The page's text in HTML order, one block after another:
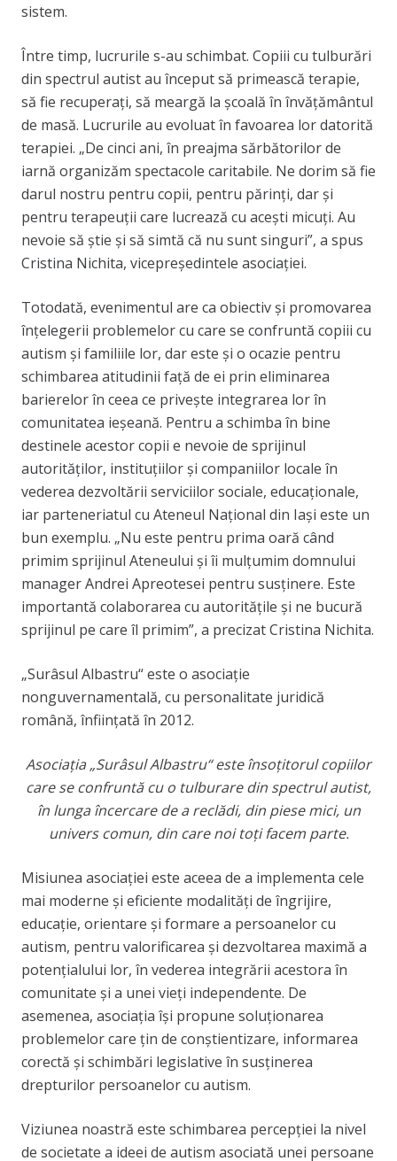
sistem.
Între timp, lucrurile s-au schimbat. Copiii cu tulburări
din spectrul autist au început să primească terapie,
să fie recuperaţi, să meargă la şcoală în învăţământul
de masă. Lucrurile au evoluat în favoarea lor datorită
terapiei. „De cinci ani, în preajma sărbătorilor de
iarnă organizăm spectacole caritabile. Ne dorim să fie
darul nostru pentru copii, pentru părinți, dar și
pentru terapeuții care lucrează cu acești micuți. Au
nevoie să știe și să simtă că nu sunt singuri”, a spus
Cristina Nichita, vicepreședintele asociației.
Totodată, evenimentul are ca obiectiv şi promovarea
înţelegerii problemelor cu care se confruntă copiii cu
autism şi familiile lor, dar este şi o ocazie pentru
schimbarea atitudinii față de ei prin eliminarea
barierelor în ceea ce privește integrarea lor în
comunitatea ieşeană. Pentru a schimba în bine
destinele acestor copii e nevoie de sprijinul
autorităților, instituțiilor și companiilor locale în
vederea dezvoltării serviciilor sociale, educaționale,
iar parteneriatul cu Ateneul Național din Iași este un
bun exemplu. „Nu este pentru prima oară când
primim sprijinul Ateneului și îi mulțumim domnului
manager Andrei Apreotesei pentru susținere. Este
importantă colaborarea cu autoritățile și ne bucură
sprijinul pe care îl primim”, a precizat Cristina Nichita.
„Surâsul Albastru“ este o asociație
nonguvernamentală, cu personalitate juridică
română, înființată în 2012.
Asociația „Surâsul Albastru“ este însoțitorul copiilor
care se confruntă cu o tulburare din spectrul autist,
în lunga încercare de a reclădi, din piese mici, un
univers comun, din care noi toți facem parte.
Misiunea asociației este aceea de a implementa cele
mai moderne și eficiente modalităţi de îngrijire,
educaţie, orientare și formare a persoanelor cu
autism, pentru valorificarea şi dezvoltarea maximă a
potenţialului lor, în vederea integrării acestora în
comunitate și a unei vieţi independente. De
asemenea, asociația își propune soluționarea
problemelor care țin de conștientizare, informarea
corectă și schimbări legislative în susținerea
drepturilor persoanelor cu autism.
Viziunea noastră este schimbarea percepției la nivel
de societate a ideei de autism asociată unei persoane